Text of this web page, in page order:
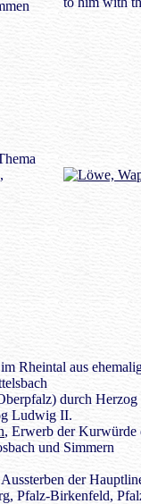
Rheintal aus
durch
Ludwig II.
, Erwerb der
und Simmern
Aussterben der
Pfalz-Birkenfeld,